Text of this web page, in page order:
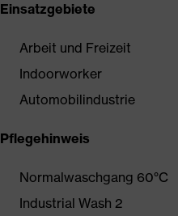
Einsatzgebiete
Arbeit und Freizeit
Indoorworker
Automobilindustrie
Pflegehinweis
Normalwaschgang 60°C
Industrial Wash 2